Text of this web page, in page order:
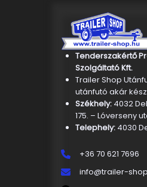
Tenderszakértő
Szolgáltató Kft.
Trailer Shop
utánfutó akár
Székhely: 4032
175. – Lóverseny
Telephely: 4030
+36 70 621 7696
info@trailer-